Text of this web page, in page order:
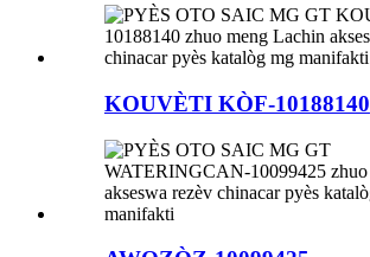
KOUVÈTI KÒF-10188140